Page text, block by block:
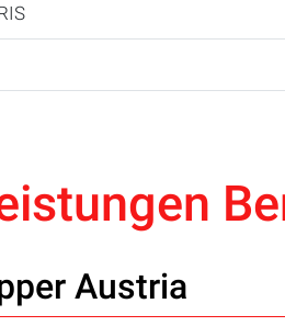
Austria